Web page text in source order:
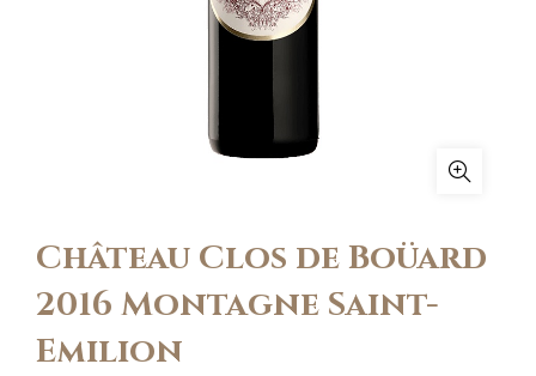
Château Clos de Boüard
2016 Montagne Saint-
Emilion